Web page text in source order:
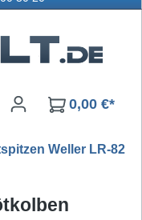
hast 0 Produkte auf
0,00 €*
Weller LR-82